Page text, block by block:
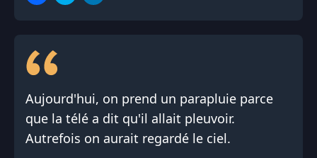
Aujourd'hui, on prend un parapluie parce
que la télé a dit qu'il allait pleuvoir.
Autrefois on aurait regardé le ciel.